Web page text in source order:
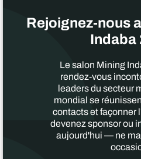
Rejoignez-nous
Indaba
Le salon Mining
rendez-vous
leaders du secteur
mondial se
contacts et façonner
devenez sponsor ou
aujourd'hui — ne